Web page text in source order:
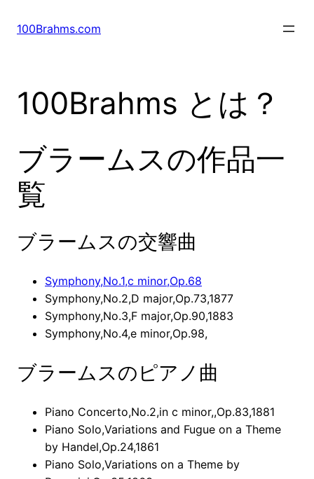
100Brahms.com
100Brahms とは？
ブラームスの作品一
覧
ブラームスの交響曲
Symphony,No.1,c minor,Op.68
Symphony,No.2,D major,Op.73,1877
Symphony,No.3,F major,Op.90,1883
Symphony,No.4,e minor,Op.98,
ブラームスのピアノ曲
Piano Concerto,No.2,in c minor,,Op.83,1881
Piano Solo,Variations and Fugue on a Theme
by Handel,Op.24,1861
Piano Solo,Variations on a Theme by